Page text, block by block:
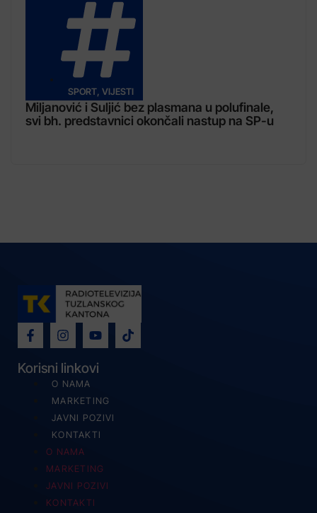
SPORT VIJESTI
Miljanović i Suljić bez plasmana u polufinale,
svi bh. predstavnici okončali nastup na SP-u
Korisni linkovi
O NAMA
MARKETING
JAVNI POZIVI
KONTAKTI
O NAMA
MARKETING
JAVNI POZIVI
KONTAKTI